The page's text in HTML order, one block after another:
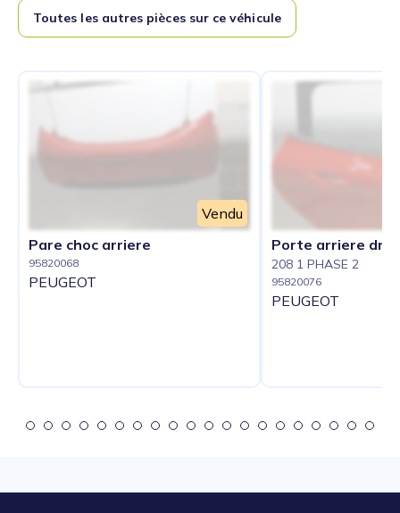
Toutes les autres pièces sur ce véhicule
Vendu
Pare choc arriere
95820068
PEUGEOT
Porte arriere
208 1 PHASE 2
95820076
PEUGEOT